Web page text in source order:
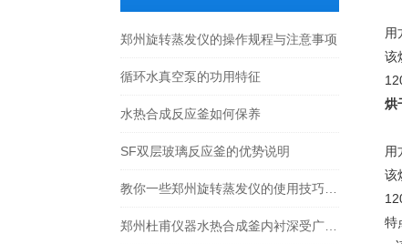
郑州旋转蒸发仪的操作规程与注意事项
循环水真空泵的功用特征
水热合成反应釜如何保养
SF双层玻璃反应釜的优势说明
用
该
烘
用
该
特